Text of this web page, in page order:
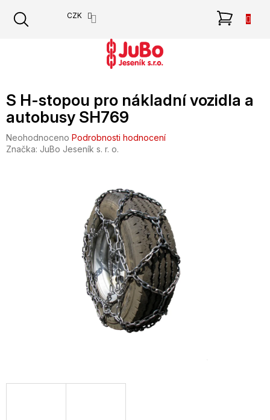
obsah
CZK
S H-stopou pro nákladní vozidla a
autobusy SH769
Průměrné
hodnocení
Neohodnoceno Podrobnosti hodnocení
Značka: JuBo Jeseník s. r. o.